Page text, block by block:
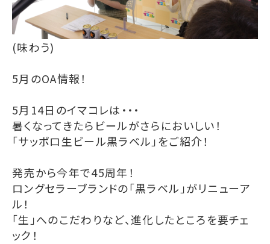
(味わう)
5月のOA情報！
5月14日のイマコレは・・・
暑くなってきたらビールがさらにおいしい！
「サッポロ生ビール黒ラベル」をご紹介！
発売から今年で45周年！
ロングセラーブランドの「黒ラベル」がリニューア
ル！
「生」へのこだわりなど、進化したところを要チェ
ック！